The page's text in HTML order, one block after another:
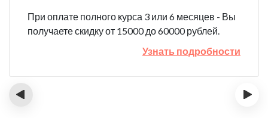
При оплате полного курса 3 или 6 месяцев - Вы
получаете скидку от 15000 до 60000 рублей.
Узнать подробности
‹ ›